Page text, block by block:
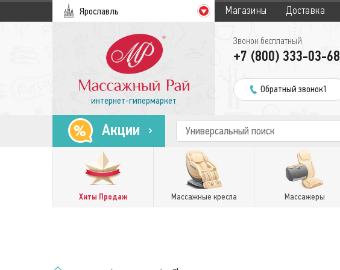
Ярославль Магазины Доставка
интернет-гипермаркет
Звонок бесплатный
+7 (800) 333-03-68
Обратный звонок1
Акции
Хиты Продаж Массажные кресла Массажеры